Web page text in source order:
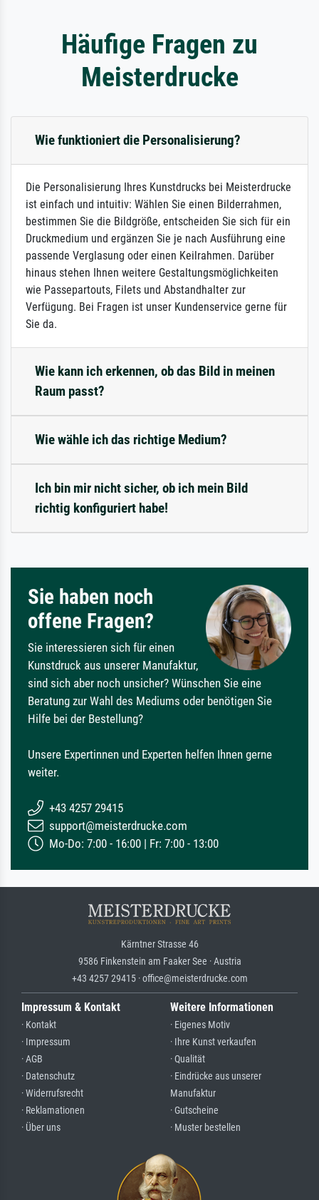
Häufige Fragen zu
Meisterdrucke
Wie funktioniert die Personalisierung?
Die Personalisierung Ihres Kunstdrucks bei Meisterdrucke
ist einfach und intuitiv: Wählen Sie einen Bilderrahmen,
bestimmen Sie die Bildgröße, entscheiden Sie sich für ein
Druckmedium und ergänzen Sie je nach Ausführung eine
passende Verglasung oder einen Keilrahmen. Darüber
hinaus stehen Ihnen weitere Gestaltungsmöglichkeiten
wie Passepartouts, Filets und Abstandhalter zur
Verfügung. Bei Fragen ist unser Kundenservice gerne für
Sie da.
Wie kann ich erkennen, ob das Bild in meinen
Raum passt?
Wie wähle ich das richtige Medium?
Ich bin mir nicht sicher, ob ich mein Bild
richtig konfiguriert habe!
Sie haben noch
offene Fragen?
Sie interessieren sich für einen
Kunstdruck aus unserer Manufaktur,
sind sich aber noch unsicher? Wünschen Sie eine
Beratung zur Wahl des Mediums oder benötigen Sie
Hilfe bei der Bestellung?
Unsere Expertinnen und Experten helfen Ihnen gerne
weiter.
+43 4257 29415
support@meisterdrucke.com
Mo-Do: 7:00 - 16:00 | Fr: 7:00 - 13:00
Kärntner Strasse 46
9586 Finkenstein am Faaker See · Austria
+43 4257 29415 · office@meisterdrucke.com
Impressum & Kontakt
· Kontakt
· Impressum
· AGB
· Datenschutz
· Widerrufsrecht
· Reklamationen
· Über uns
Weitere Informationen
· Eigenes Motiv
· Ihre Kunst verkaufen
· Qualität
· Eindrücke aus unserer
Manufaktur
· Gutscheine
· Muster bestellen